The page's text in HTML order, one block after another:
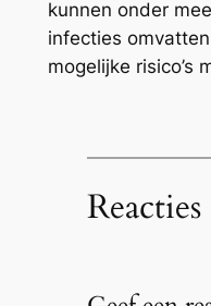
kunnen onder
infecties
mogelijke risico’s
Reacties